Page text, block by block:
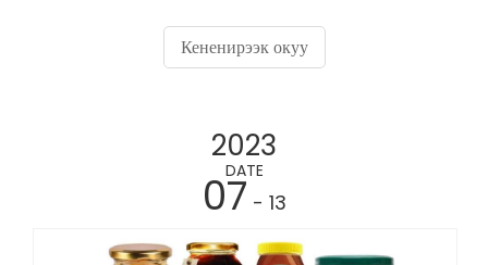
чечимдер жана алдыңкы технологиялар менен шартталган.
Келгиле, суу куюучу машина секторунун эталондорун кайра
изилдеп көрөлү.
Кененирээк окуу
2023
DATE
07 - 13